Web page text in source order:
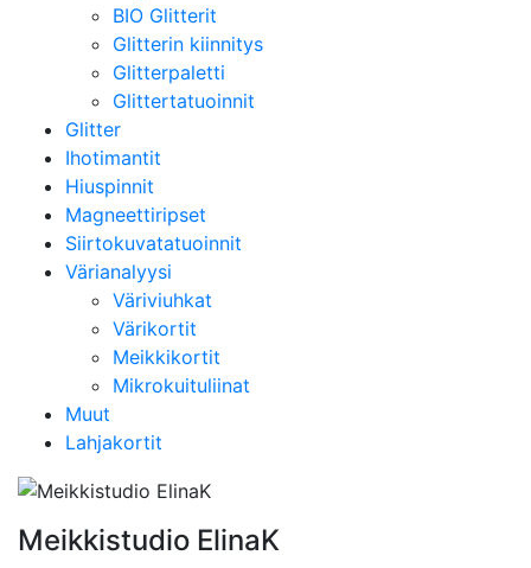
BIO Glitterit
Glitterin kiinnitys
Glitterpaletti
Glittertatuoinnit
Glitter
Ihotimantit
Hiuspinnit
Magneettiripset
Siirtokuvatatuoinnit
Värianalyysi
Väriviuhkat
Värikortit
Meikkikortit
Mikrokuituliinat
Muut
Lahjakortit
Meikkistudio ElinaK